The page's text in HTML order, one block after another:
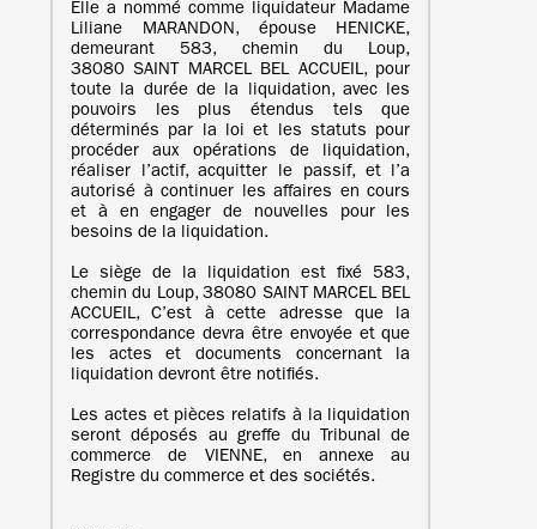
Elle a nommé comme liquidateur Madame
Liliane MARANDON, épouse HENICKE,
demeurant 583, chemin du Loup,
38080 SAINT MARCEL BEL ACCUEIL, pour
toute la durée de la liquidation, avec les
pouvoirs les plus étendus tels que
déterminés par la loi et les statuts pour
procéder aux opérations de liquidation,
réaliser l’actif, acquitter le passif, et l’a
autorisé à continuer les affaires en cours
et à en engager de nouvelles pour les
besoins de la liquidation.
Le siège de la liquidation est fixé 583,
chemin du Loup, 38080 SAINT MARCEL BEL
ACCUEIL, C’est à cette adresse que la
correspondance devra être envoyée et que
les actes et documents concernant la
liquidation devront être notifiés.
Les actes et pièces relatifs à la liquidation
seront déposés au greffe du Tribunal de
commerce de VIENNE, en annexe au
Registre du commerce et des sociétés.